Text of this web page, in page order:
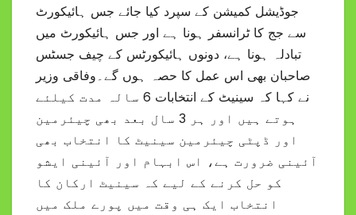
جوڈیشل کمیشن کے سپرد کیا جائے جس ہائیکورٹ
سے جج کا ٹرانسفر ہونا ہے اور جس ہائیکورٹ میں
تبادلہ ہونا ہے، دونوں ہائیکورٹس کے چیف جسٹس
صاحبان بھی اس عمل کا حصہ ہوں گے۔وفاقی وزیر
نے کہا کہ سینیٹ کے انتخابات 6 سالہ مدت کیلئے
ہوتے ہیں اور ہر 3 سال بعد بھی چیئرمین
اور ڈپٹی چیئرمین سینیٹ کا انتخاب بھی
آئینی ضرورت ہے، اس ابہام اور آئینی ایشو
کو حل کرنے کے لیے کہ سینیٹ ارکان کا
انتخاب ایک ہی وقت میں پورے ملک میں